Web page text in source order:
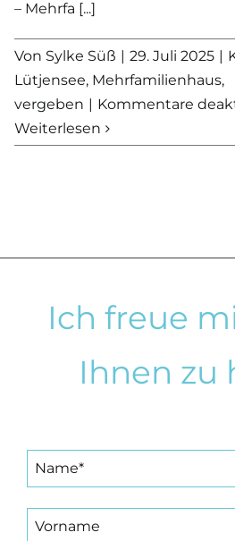
– Mehrfa [...]
Von Sylke Süß | 29. Juli 2025 |
Lütjensee, Mehrfamilienhaus,
vergeben | Kommentare
Weiterlesen
Ich freue
Ihnen zu